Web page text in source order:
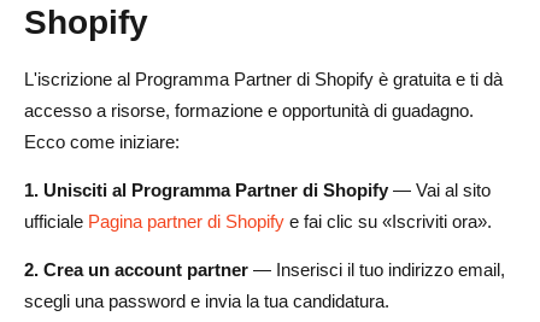
Shopify
L'iscrizione al Programma Partner di Shopify è gratuita e ti dà
accesso a risorse, formazione e opportunità di guadagno.
Ecco come iniziare:
1. Unisciti al Programma Partner di Shopify — Vai al sito
ufficiale Pagina partner di Shopify e fai clic su «Iscriviti ora».
2. Crea un account partner — Inserisci il tuo indirizzo email,
scegli una password e invia la tua candidatura.